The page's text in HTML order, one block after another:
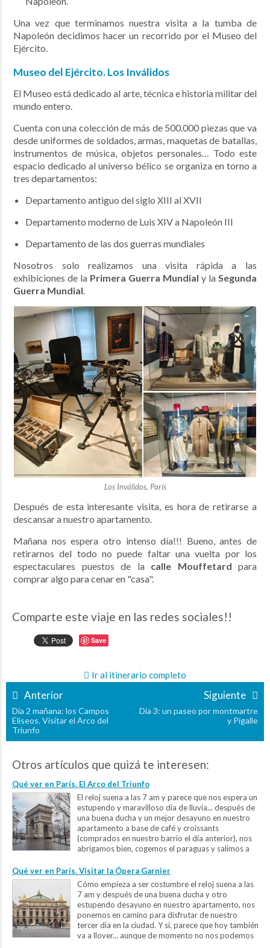
Una vez que terminamos nuestra visita a la tumba de
Napoleón decidimos hacer un recorrido por el Museo del
Ejército.
Museo del Ejército. Los Inválidos
El Museo está dedicado al arte, técnica e historia militar del
mundo entero.
Cuenta con una colección de más de 500.000 piezas que va
desde uniformes de soldados, armas, maquetas de batallas,
instrumentos de música, objetos personales… Todo este
espacio dedicado al universo bélico se organiza en torno a
tres departamentos:
Departamento antiguo del siglo XIII al XVII
Departamento moderno de Luis XIV a Napoleón III
Departamento de las dos guerras mundiales
Nosotros solo realizamos una visita rápida a las
exhibiciones de la Primera Guerra Mundial y la Segunda
Guerra Mundial.
Los Inválidos, París
Después de esta interesante visita, es hora de retirarse a
descansar a nuestro apartamento.
Mañana nos espera otro intenso día!!! Bueno, antes de
retirarnos del todo no puede faltar una vuelta por los
espectaculares puestos de la calle Mouffetard para
comprar algo para cenar en "casa".
Comparte este viaje en las redes sociales!!
Save
Ir al itinerario completo
Anterior
Día 2 mañana: los Campos
Eliseos. Visitar el Arco del
Triunfo
Siguiente
Día 3: un paseo por montmartre
y Pigalle
Otros artículos que quizá te interesen:
Qué ver en París. El Arco del Triunfo
El reloj suena a las 7 am y parece que nos espera un
estupendo y maravilloso día de lluvia... después de
una buena ducha y un mejor desayuno en nuestro
apartamento a base de café y croissants
(comprados en nuestro barrio el día anterior), nos
abrigamos bien, cogemos el paraguas y salimos a
Qué ver en París. Visitar la Ópera Garnier
Cómo empieza a ser costumbre el reloj suena a las
7 am y después de una buena ducha y otro
estupendo desayuno en nuestro apartamento, nos
ponemos en camino para disfrutar de nuestro
tercer día en la ciudad. Y sí, parece que hoy también
va a llover... aunque de momento no nos podemos